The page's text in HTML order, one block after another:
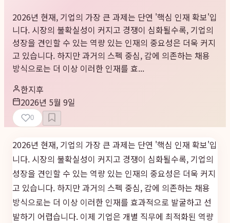
2026년 현재, 기업의 가장 큰 과제는 단연 '핵심 인재 확보'입
니다. 시장의 불확실성이 커지고 경쟁이 심화될수록, 기업의
성장을 견인할 수 있는 역량 있는 인재의 중요성은 더욱 커지
고 있습니다. 하지만 과거의 스펙 중심, 감에 의존하는 채용
방식으로는 더 이상 이러한 인재를 효...
한지후
2026년 5월 9일
0
2026년 현재, 기업의 가장 큰 과제는 단연 '핵심 인재 확보'입
니다. 시장의 불확실성이 커지고 경쟁이 심화될수록, 기업의
성장을 견인할 수 있는 역량 있는 인재의 중요성은 더욱 커지
고 있습니다. 하지만 과거의 스펙 중심, 감에 의존하는 채용
방식으로는 더 이상 이러한 인재를 효과적으로 발굴하고 선
발하기 어렵습니다. 이제 기업은 개별 직무에 최적화된 역량